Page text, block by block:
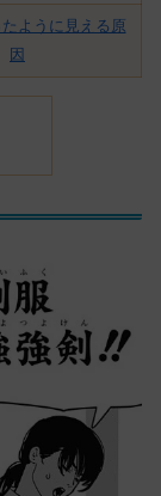
ように見える原
因